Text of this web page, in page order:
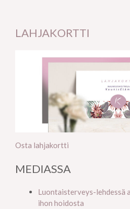
LAHJAKORTTI
Osta lahjakortti
MEDIASSA
Luontaisterveys-lehdessä
ihon hoidosta